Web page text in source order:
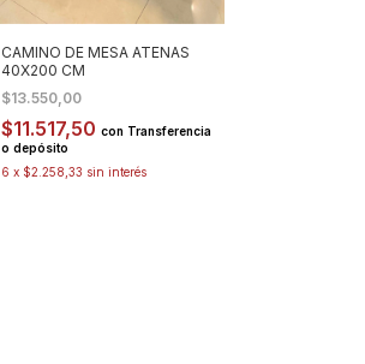
CAMINO DE MESA ATENAS
40X200 CM
$13.550,00
$11.517,50 con Transferencia
o depósito
6 x $2.258,33 sin interés